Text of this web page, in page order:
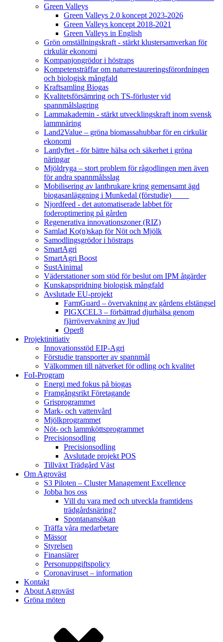
Green Valleys
Green Valleys 2.0 koncept 2023-2026
Green Valleys koncept 2018-2021
Green Valleys in English
Grön omställningskraft - stärkt klustersamverkan för
cirkulär ekonomi
Kompanjongrödor i höstraps
Kompetensträffar om naturrestaureringsförordningen
och biologisk mångfald
Kraftsamling Biogas
Kvalitetsförsämring och TS-förluster vid
spannmålslagring
Lammakademin - stärkt utvecklingskraft inom svensk
lammnäring
Land2Value – gröna biomassahubbar för en cirkulär
ekonomi
Lantlyftet - för bättre hälsa och säkerhet i gröna
näringar
Mjöldryga – stort problem för rågodlingen men även
för andra spannmålsslag
Mobilisering av lantbrukare kring gemensamt ägd
biogasanläggning i Munkedal (förstudie)
Njordfeed - det automatiserade labbet för
foderoptimering på gården
Regenerativa innovationszoner (RIZ)
Samlad Ko(n)skap för Nöt och Mjölk
Samodlingsgrödor i höstraps
SmartAgri
SmartAgri Boost
SustAinimal
Väderstationer som stöd för beslut om IPM åtgärder
Kunskapspridning biologisk mångfald
Avslutade EU-projekt
FarmGuard – övervakning av gårdens elstängsel
PIGXCEL3 – förbättrad djurhälsa genom
fjärrövervakning av ljud
Oper8
Projektinitiativ
Innovationsstöd EIP-Agri
Förstudie transporter av spannmål
Välkommen till nätverket för odling och kvalitet
FoI-Program
Energi med fokus på biogas
Framgångsrikt Företagande
Grisprogrammet
Mark- och vattenvård
Mjölkprogrammet
Nöt- och lammköttsprogrammet
Precisionsodling
Precisionsodling
Avslutade projekt POS
Tillväxt Trädgård Väst
Om Agroväst
S3 Piloten – Cluster Management Excellence
Jobba hos oss
Vill du vara med och utveckla framtidens
trädgårdsnäring?
Spontanansökan
Träffa våra medarbetare
Mässor
Styrelsen
Finansiärer
Personuppgiftspolicy
Coronaviruset – information
Kontakt
About Agroväst
Gröna möten